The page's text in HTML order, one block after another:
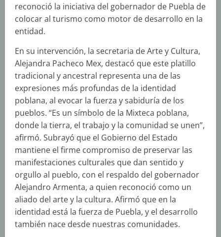
reconoció la iniciativa del gobernador de Puebla de
colocar al turismo como motor de desarrollo en la
entidad.
En su intervención, la secretaria de Arte y Cultura,
Alejandra Pacheco Mex, destacó que este platillo
tradicional y ancestral representa una de las
expresiones más profundas de la identidad
poblana, al evocar la fuerza y sabiduría de los
pueblos. “Es un símbolo de la Mixteca poblana,
donde la tierra, el trabajo y la comunidad se unen”,
afirmó. Subrayó que el Gobierno del Estado
mantiene el firme compromiso de preservar las
manifestaciones culturales que dan sentido y
orgullo al pueblo, con el respaldo del gobernador
Alejandro Armenta, a quien reconoció como un
aliado del arte y la cultura. Afirmó que en la
identidad está la fuerza de Puebla, y el desarrollo
también nace desde nuestras comunidades.